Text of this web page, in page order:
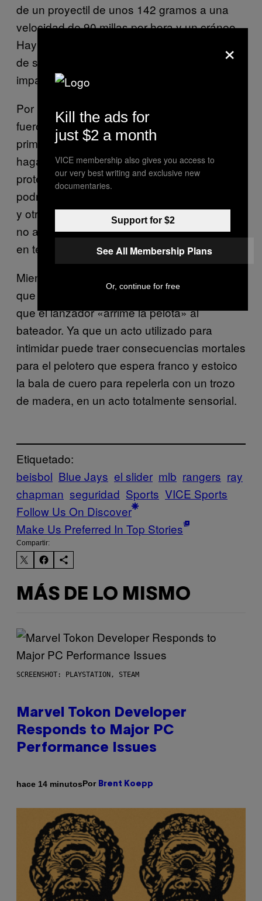
de un proyectil de unos 142 gramos a una
velocidad de 90 millas por hora y un cráneo.
Hay que dejarle a Ray Chapman el infortunio
de ser el único en haber muerto por un
impacto en un partido de beisbol.
Por lo pronto los cascos para lanzadores ya
fueron probados en los entrenamientos de
primavera, y se espera que su fabricante
haga mejoras a la isoBLOX (unas placas de
protección que amortiguan impactos y
podrían evitar muchas lesiones en el beisbol
y otros deportes), que aunque estéticamente
no aporta lo mismo que una gorra de nylon,
en términos de seguridad podría salvar vidas.
Mientras tanto los aficionados tendríamos
que ser más conscientes, y dejar de pedir
que el lanzador «arrime la pelota» al
bateador. Ya que un acto utilizado para
intimidar puede traer consecuencias mortales
para el pelotero que espera franco y estoico
la bala de cuero para repelerla con un trozo
de madera, en un acto totalmente sensorial.
Etiquetado:
beisbol Blue Jays el slider mlb rangers ray
chapman seguridad Sports VICE Sports
Follow Us On Discover
Make Us Preferred In Top Stories
Compartir:
MÁS DE LO MISMO
SCREENSHOT: PLAYSTATION, STEAM
Marvel Tokon Developer
Responds to Major PC
Performance Issues
hace 14 minutosPor Brent Koepp
×
Kill the ads for
just $2 a month
VICE membership also gives you access to
our very best writing and exclusive new
documentaries.
Support for $2
See All Membership Plans
Or, continue for free